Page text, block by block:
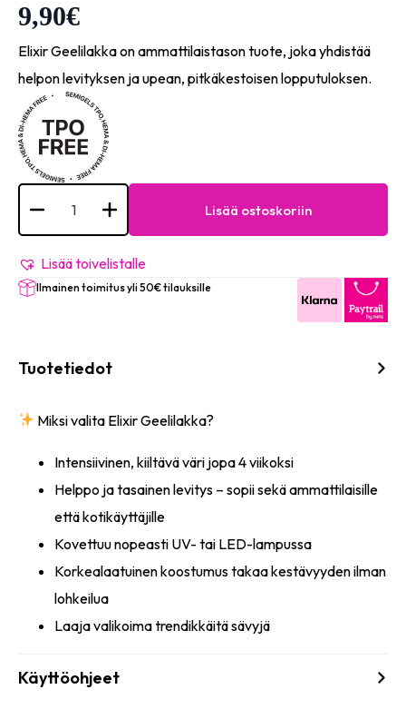
9,90€
Elixir Geelilakka on ammattilaistason tuote, joka yhdistää
helpon levityksen ja upean, pitkäkestoisen lopputuloksen.
Elixir
Semi
-
(Lava
Glitter)
8ml
Lisää ostoskoriin
Lisää toivelistalle
Ilmainen toimitus yli 50€ tilauksille
Tuotetiedot
Miksi valita Elixir Geelilakka?
Intensiivinen, kiiltävä väri jopa 4 viikoksi
Helppo ja tasainen levitys – sopii sekä ammattilaisille
että kotikäyttäjille
Kovettuu nopeasti UV- tai LED-lampussa
Korkealaatuinen koostumus takaa kestävyyden ilman
lohkeilua
Laaja valikoima trendikkäitä sävyjä
Käyttöohjeet